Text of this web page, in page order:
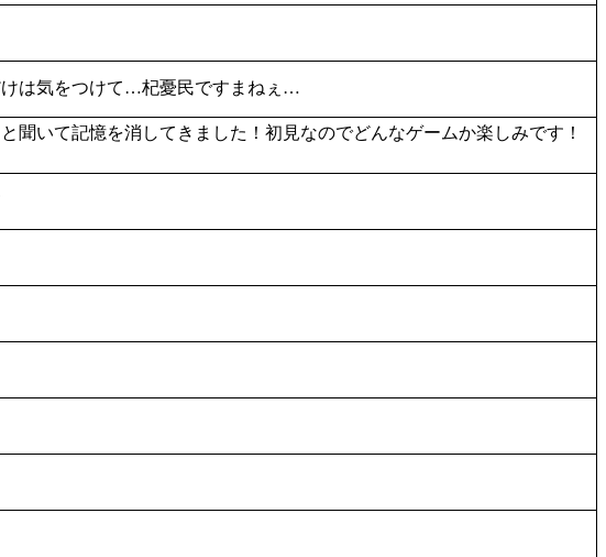
けは気をつけて…杞憂民ですまねぇ…
聞いて記憶を消してきました！初見なのでどんなゲームか楽しみです！